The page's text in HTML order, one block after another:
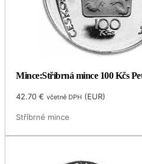
Mince:Stříbrná mince 100 Kčs
42.70€ včetně DPH (EUR)
Stříbrné mince